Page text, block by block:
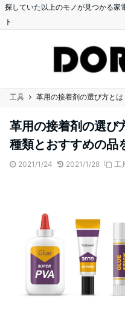
探していた以上のモノが見つかる家
ト
工具
革用の接着剤の選び
種類とおすすめの品
2021/1/24 2021/1/28 工